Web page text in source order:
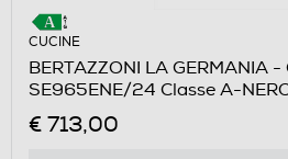
CUCINE
BERTAZZONI LA GERMANIA
SE965ENE/24 Classe A-
€ 713,00